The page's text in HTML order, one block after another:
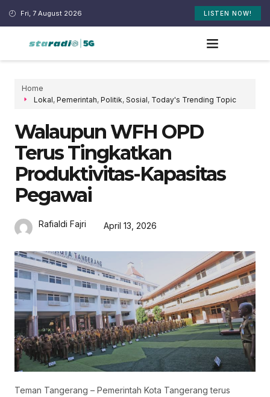
Fri, 7 August 2026 LISTEN NOW!
Home
Lokal, Pemerintah, Politik, Sosial, Today's Trending Topic
Walaupun WFH OPD
Terus Tingkatkan
Produktivitas-Kapasitas
Pegawai
Rafialdi Fajri April 13, 2026
Teman Tangerang – Pemerintah Kota Tangerang terus